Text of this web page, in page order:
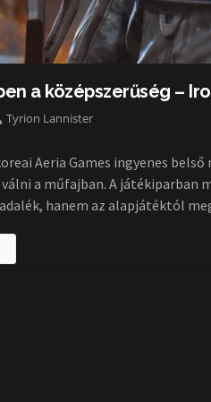
a középszerűség –
Tyrion Lannister
Aeria Games ingyenes
a műfajban. A játékiparban
hanem az alapjátéktól